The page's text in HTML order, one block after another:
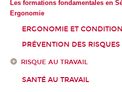
Les formations fondamentales en
Ergonomie
ERGONOMIE ET
PRÉVENTION DES RISQUES
RISQUE AU TRAVAIL
SANTÉ AU TRAVAIL